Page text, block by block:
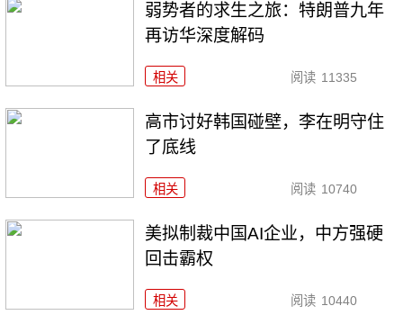
弱势者的求生之旅：特朗普九年
再访华深度解码
相关 阅读 11335
高市讨好韩国碰壁，李在明守住
了底线
相关 阅读 10740
美拟制裁中国AI企业，中方强硬
回击霸权
相关 阅读 10440